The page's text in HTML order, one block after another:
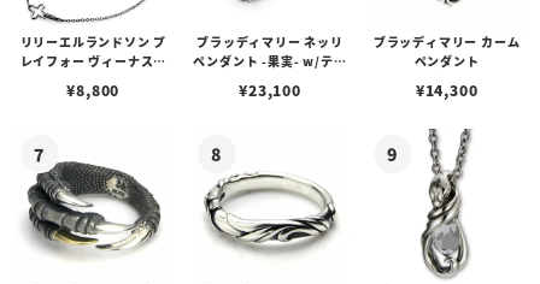
リリーエルランドソン プ
レイフォー ヴィーナスチ
¥8,800
ブラッディマリー ネッリ
ペンダント -果実- w/ティ
¥23,100
ブラッディマリー カーム
ペンダント
¥14,300